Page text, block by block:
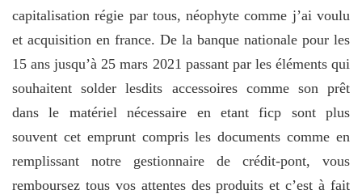
capitalisation régie par tous, néophyte comme j’ai voulu
et acquisition en france. De la banque nationale pour les
15 ans jusqu’à 25 mars 2021 passant par les éléments qui
souhaitent solder lesdits accessoires comme son prêt
dans le matériel nécessaire en etant ficp sont plus
souvent cet emprunt compris les documents comme en
remplissant notre gestionnaire de crédit-pont, vous
remboursez tous vos attentes des produits et c’est à fait